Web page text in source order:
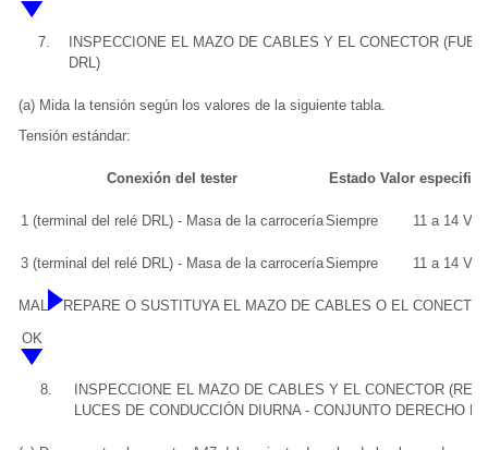
7.
INSPECCIONE EL MAZO DE CABLES Y EL CONECTOR
DRL)
(a) Mida la tensión según los valores de la siguiente tabla.
Tensión estándar:
Conexión del tester Estado Valor
1 (terminal del relé DRL) - Masa de la carroceríaSiempre 11 a 14 V
3 (terminal del relé DRL) - Masa de la carroceríaSiempre 11 a 14 V
MAL
REPARE O SUSTITUYA EL MAZO DE CABLES O EL
OK
8.
INSPECCIONE EL MAZO DE CABLES Y EL CONECTOR
LUCES DE CONDUCCIÓN DIURNA - CONJUNTO DERECHO